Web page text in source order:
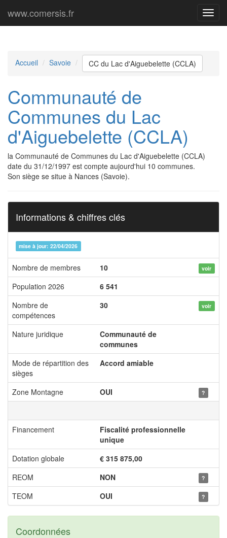
Menu
www.comersis.fr
Accueil Savoie CC du Lac d'Aiguebelette (CCLA)
Communauté de
Communes du Lac
d'Aiguebelette (CCLA)
la Communauté de Communes du Lac d'Aiguebelette (CCLA)
date du 31/12/1997 est compte aujourd'hui 10 communes.
Son siège se situe à Nances (Savoie).
Informations & chiffres clés
mise à jour: 22/04/2026
Nombre de membres 10 voir
Population 2026
6 541
Nombre de
compétences
30 voir
Nature juridique
Communauté de
communes
Mode de répartition des
sièges
Accord amiable
Zone Montagne OUI ?
Financement
Fiscalité professionnelle
unique
Dotation globale
€ 315 875,00
REOM
NON ?
TEOM OUI ?
Coordonnées